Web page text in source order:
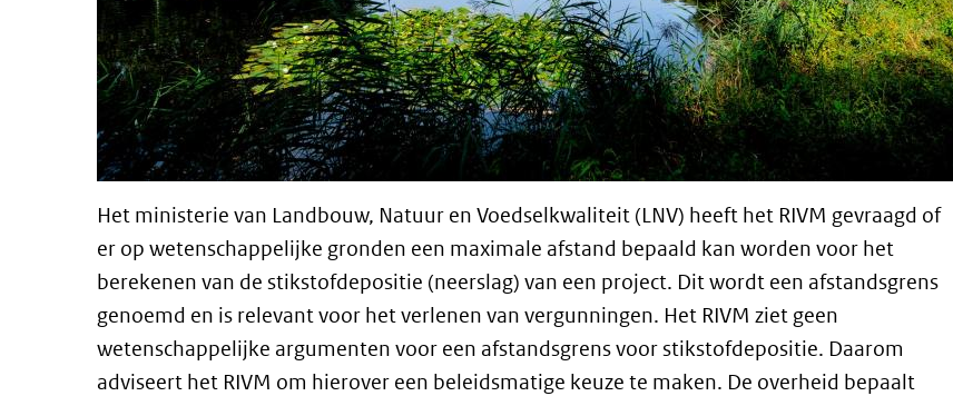
Het ministerie van Landbouw, Natuur en Voedselkwaliteit (LNV) heeft het RIVM gevraagd of
er op wetenschappelijke gronden een maximale afstand bepaald kan worden voor het
berekenen van de stikstofdepositie (neerslag) van een project. Dit wordt een afstandsgrens
genoemd en is relevant voor het verlenen van vergunningen. Het RIVM ziet geen
wetenschappelijke argumenten voor een afstandsgrens voor stikstofdepositie. Daarom
adviseert het RIVM om hierover een beleidsmatige keuze te maken. De overheid bepaalt